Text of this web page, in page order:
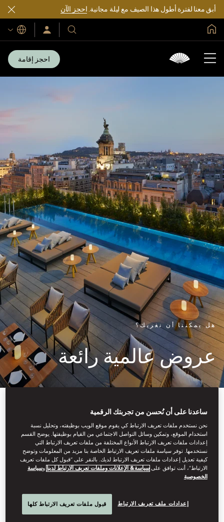
أبق معنا لفترة أطول هذا الصيف مع ليلة مجانية.احجز الآن
فنادقنا
ومنتجعاتنا
سجّل
الدخول/
اللغات
احجز إقامة
هل يمكننا أن نغريك؟
عروض عالمية رائعة
ساعدنا على أن نُحسن من تجربتك الرقمية
نحن نستخدم ملفات تعريف الارتباط كي يقوم موقع الويب بوظيفته، وتحليل نسبة
استخدام الموقع، وتمكين وسائل التواصل الاجتماعي من القيام بوظيفتها. يوضح القسم
إعدادات ملفات تعريف الارتباط الأنواع المختلفة من ملفات تعريف الارتباط التي
نستخدمها. توفر سياسة ملفات تعريف الارتباط الخاصة بنا مزيد من المعلومات وتوضح
كيفية تعديل إعدادات ملفات تعريف الارتباط لديك. بالنقر على “قبول كل ملفات تعريف
الارتباط”، أنت توافق علىسياسة& الإعلانات وملفات تعريف الارتباط لدينا وسياسة
الخصوصية
إعدادات ملف تعريف الارتباط قبول ملفات تعريف الارتباط كلها